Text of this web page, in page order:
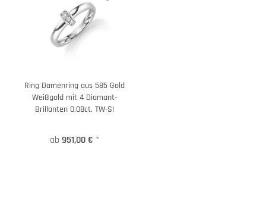
Ring Damenring aus 585 Gold
Weißgold mit 4 Diamant-
Brillanten 0,08ct. TW-SI
ab 951,00 € *